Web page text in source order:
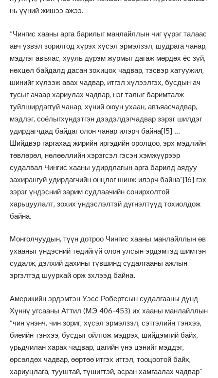
нь үүний жишээ ажээ.
“Чингис хааны арга барилыг манлайллын чиг үүрэг талаас
авч үзвэл зорилгод хүрэх хүсэл эрмэлзэл, шудрага чанар,
мэдлэг авъяас, хууль дүрэм журмыг дагаж мөрдөх ёс зүй,
нөхцөл байдалд дасан зохицох чадвар, тэсвэр хатуужил,
шинийг хүлээж авах чадвар, итгэл хүлээлгэх, бусдын ач
тусыг ачаар хариулах чадвар, нэг талыг баримталж
туйлширдаггүй чанар, хүний оюун ухаан, авъяасчадвар,
мэдлэг, соёлыгхүндэтгэн дээдэлдэгчадвар зэрэг шилдэг
удирдагчдад байдаг олон чанар илэрч байна[15] …
Шийдвэр гаргахад жирийн иргэдийн оролцоо, эрх мэдлийн
төвлөрөл, нөлөөллийн хэрэгсэл гэсэн хэмжүүрээр
судалвал Чингис хааны удирдлагын арга барилд аядуу
захирангуй удирдагчийн онцлог шинж илэрч байна”[16] гэх
зэрэг үндэсний зарим судлаачийн сонирхолтой
харьцуулалт, зохих үндэслэлтэй дүгнэлтүүд тохиолдож
байна.
Монголчуудын, түүн дотроо Чингис хааны манлайллын өв
ухааныг үндэсний төдийгүй олон улсын эрдэмтэд шимтэн
судалж, дэлхий дахины түвшинд судалгааны ажлын
эргэлтэд шуурхай орж зхлээд байна.
Америкийн эрдэмтэн Уэсс Робертсын судалгааны дүнд
Хүннү угсааны Аттил (МЭ 406-453) их хааны манлайллын
“чин үнэнч, чин зориг, хүсэл эрмэлзэл, сэтгэлийн тэнхээ,
биеийн тэнхээ, бусдыг ойлгож мэдрэх, шийдэмгий байх,
урьдчилан харах чадвар, цагийн үнэ цэнийг мэддэг,
өрсөлдөх чадвар, өөртөө итгэх итгэл, тооцоотой байх,
хариуцлага, тууштай, түшигтэй, асран хамгаалах чадвар”